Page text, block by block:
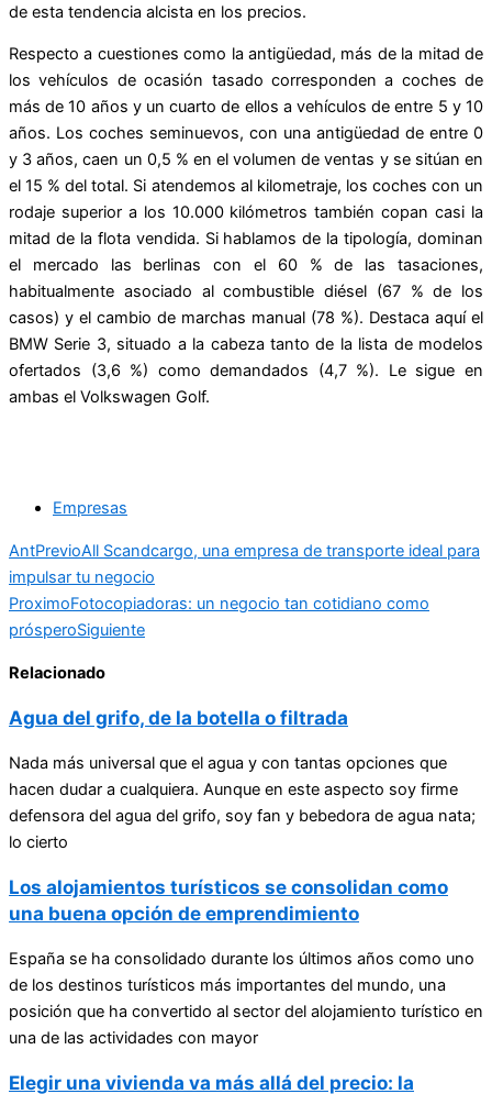
de esta tendencia alcista en los precios.
Respecto a cuestiones como la antigüedad, más de la mitad de
los vehículos de ocasión tasado corresponden a coches de
más de 10 años y un cuarto de ellos a vehículos de entre 5 y 10
años. Los coches seminuevos, con una antigüedad de entre 0
y 3 años, caen un 0,5 % en el volumen de ventas y se sitúan en
el 15 % del total. Si atendemos al kilometraje, los coches con un
rodaje superior a los 10.000 kilómetros también copan casi la
mitad de la flota vendida. Si hablamos de la tipología, dominan
el mercado las berlinas con el 60 % de las tasaciones,
habitualmente asociado al combustible diésel (67 % de los
casos) y el cambio de marchas manual (78 %). Destaca aquí el
BMW Serie 3, situado a la cabeza tanto de la lista de modelos
ofertados (3,6 %) como demandados (4,7 %). Le sigue en
ambas el Volkswagen Golf.
Empresas
AntPrevioAll Scandcargo, una empresa de transporte ideal para
impulsar tu negocio
ProximoFotocopiadoras: un negocio tan cotidiano como
prósperoSiguiente
Relacionado
Agua del grifo, de la botella o filtrada
Nada más universal que el agua y con tantas opciones que
hacen dudar a cualquiera. Aunque en este aspecto soy firme
defensora del agua del grifo, soy fan y bebedora de agua nata;
lo cierto
Los alojamientos turísticos se consolidan como
una buena opción de emprendimiento
España se ha consolidado durante los últimos años como uno
de los destinos turísticos más importantes del mundo, una
posición que ha convertido al sector del alojamiento turístico en
una de las actividades con mayor
Elegir una vivienda va más allá del precio: la